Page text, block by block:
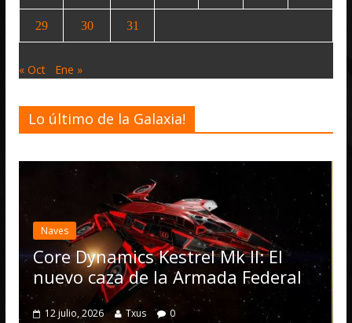
29 30 31
« Oct Ene »
Lo último de la Galaxia!
Mk II: El
Federal
Elite Dangerous recibe
actualización 4.4.0:
Operations, el vehículo
numerosas mejoras
4 julio, 2026